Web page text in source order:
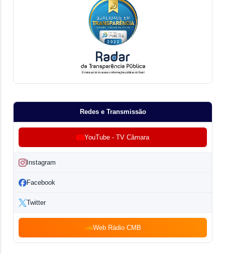
Redes e Transmissão
YouTube - TV Câmara
Instagram
Facebook
Twitter
Web Rádio CMB